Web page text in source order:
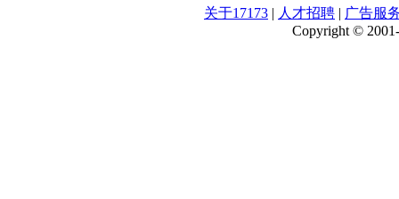
关于17173 | 人才招聘 | 广告服
Copyright ©